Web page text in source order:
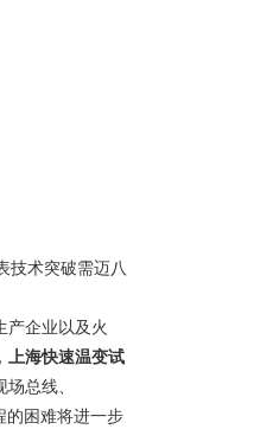
技术突破需迈八
产企业以及火
上海快速温变试
总线、
的困难将进一步